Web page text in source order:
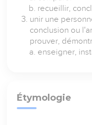
recueillir,
unir une
conclusion ou
prouver,
enseigner,
Étymologie